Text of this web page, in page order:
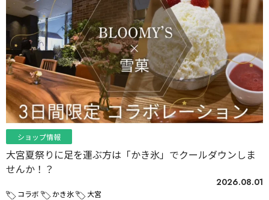
ショップ情報
大宮夏祭りに足を運ぶ方は「かき氷」でクールダウンしま
せんか！？
2026.08.01
コラボ かき氷 大宮